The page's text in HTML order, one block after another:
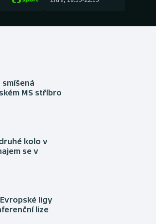
smíšená
MS stříbro
kolo v
se v
ligy
lize